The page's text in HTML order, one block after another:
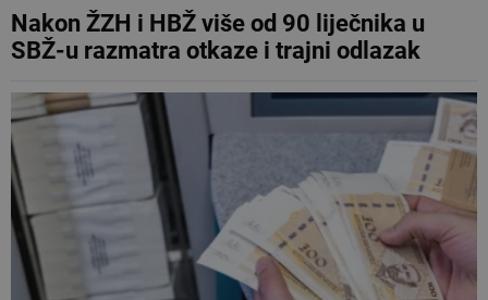
Nakon ŽZH i HBŽ više od 90 liječnika u
SBŽ-u razmatra otkaze i trajni odlazak